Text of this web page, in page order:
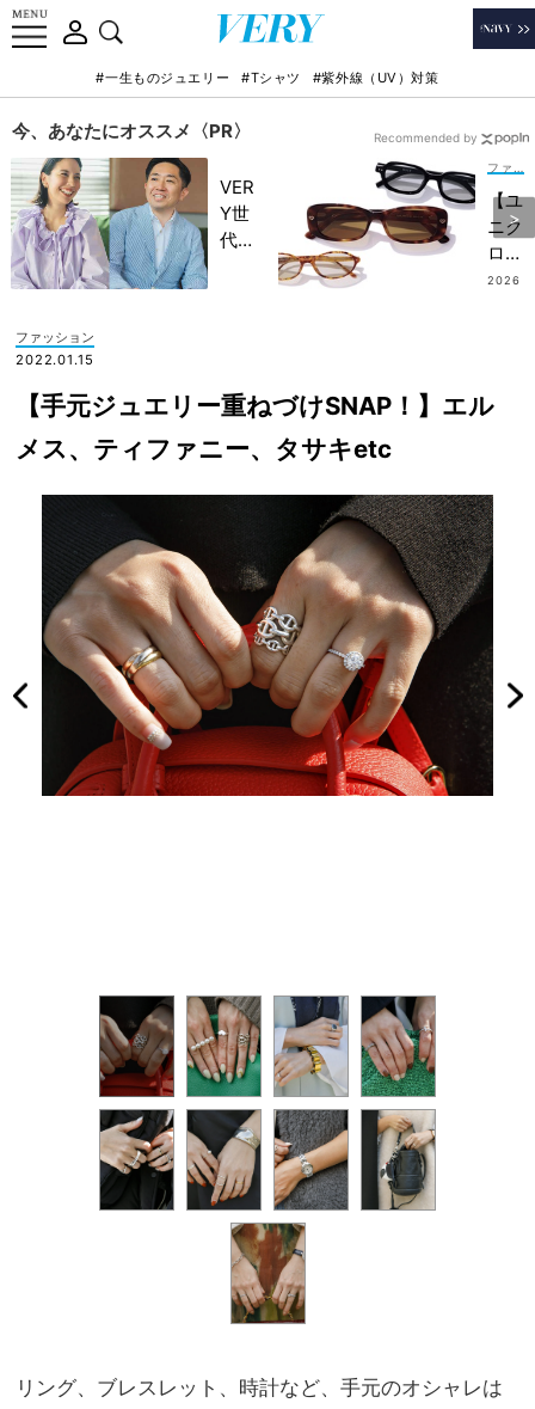
#一生ものジュエリー #Tシャツ #紫外線（UV）対策
今、あなたにオススメ〈PR〉
VER
Y世
代が
んと
考え
る
ぜ
T A
HO
TEL
な
の？
」
【ユ
ニク
ロは
300
ャレ
く
『洒
落顔
サン
は“
ナロ
ーフ
2026
Recommended by
ファッション
2022.01.15
【手元ジュエリー重ねづけSNAP！】エル
メス、ティファニー、タサキetc
リング、ブレスレット、時計など、手元のオシャレは